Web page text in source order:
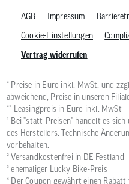
AGB Impressum
Cookie-Einstellungen
Vertrag widerrufen
* Preise in Euro inkl. MwSt. und zzgl.
abweichend, Preise in unseren
** Leasingpreis in Euro inkl. MwSt
¹ Bei "statt-Preisen" handelt es
des Herstellers. Technische
vorbehalten.
² Versandkostenfrei in DE Festland
³ ehemaliger Lucky Bike-Preis
⁴ Der Coupon gewährt einen